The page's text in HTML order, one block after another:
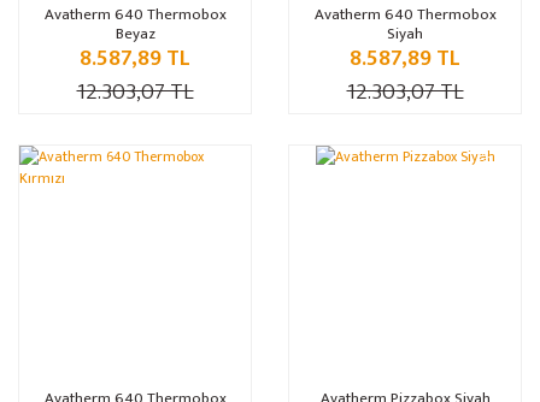
Avatherm 640 Thermobox
Beyaz
8.587,89 TL
12.303,07 TL
Avatherm 640 Thermobox
Siyah
8.587,89 TL
12.303,07 TL
%30 %30